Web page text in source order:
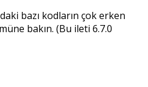
bazı kodların çok erken
bakın. (Bu ileti 6.7.0